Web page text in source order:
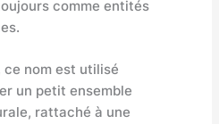
comme entités
ce nom est utilisé
un petit ensemble
rattaché à une